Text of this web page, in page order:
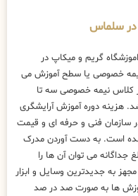
در سلماس
گریم و میکاپ در
خصوصی یا سطح آموزش می
کلاس نیمه خصوصی سه تا
دوره آموزش آرایشگری
فنی و حرفه ای و قیمت
است. به دست آوردن مدرک
جداگانه می توان آن ها را
به جدیدترین وسایل و ابزار
ها به صورت صد در صد